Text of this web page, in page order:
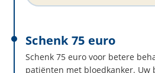
Schenk 75 euro
Schenk 75 euro voor betere
patiënten met bloedkanker. Uw